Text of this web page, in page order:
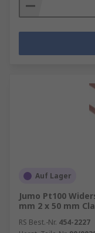
Auf Lager
Jumo Pt100
mm 2 x 50 mm
RS Best.-Nr. 454-2227